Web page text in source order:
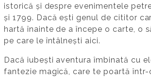
istorică și despre evenimentele
și 1799. Dacă ești genul de cititor
hartă înainte de a începe o carte, o
pe care le întâlnești aici.
Dacă iubești aventura îmbinată cu
fantezie magică, care te poartă